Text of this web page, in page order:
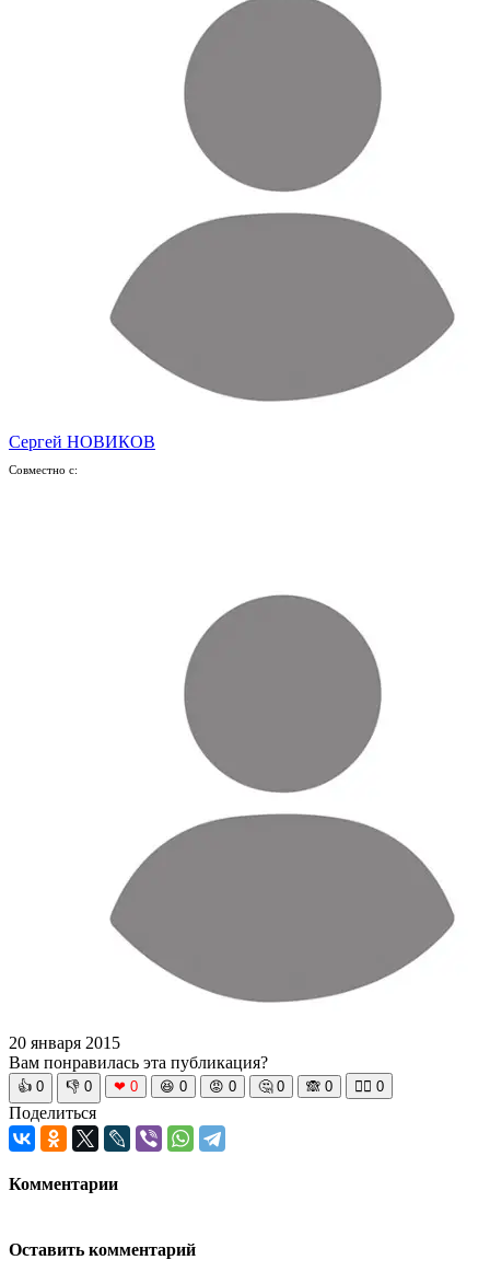
Сергей НОВИКОВ
Совместно с:
20 января 2015
Вам понравилась эта публикация?
👍 0 👎 0 ❤ 0 😆 0 😡 0 🤔 0 🙈 0 🧘‍♀️ 0
Поделиться
Комментарии
Оставить комментарий